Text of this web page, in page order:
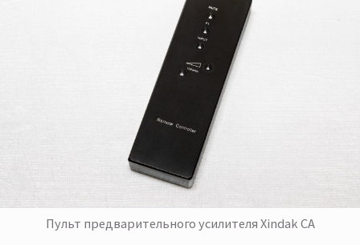
Пульт предварительного усилителя Xindak CA